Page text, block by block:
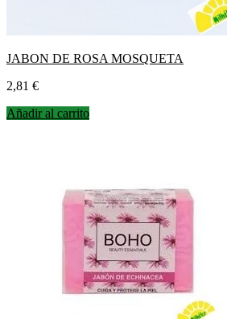
JABON DE ROSA MOSQUETA
Precio
2,81 €
Añadir al carrito